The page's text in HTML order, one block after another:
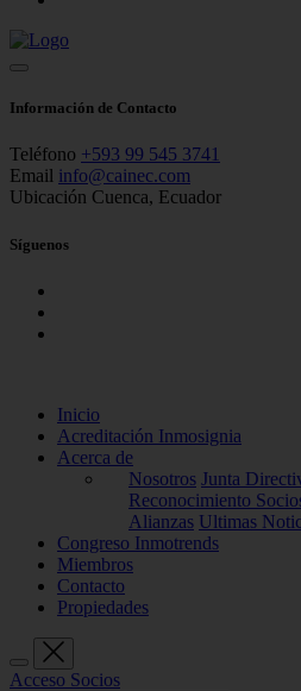
Información de Contacto
Teléfono +593 99 545 3741
Email info@cainec.com
Ubicación Cuenca, Ecuador
Síguenos
Inicio
Acreditación Inmosignia
Acerca de
Nosotros Junta
Reconocimiento
Alianzas Ultimas
Congreso Inmotrends
Miembros
Contacto
Propiedades
Acceso Socios